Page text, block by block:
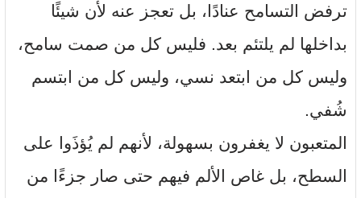
ترفض التسامح عنادًا، بل تعجز عنه لأن شيئًا
بداخلها لم يلتئم بعد. فليس كل من صمت سامح،
وليس كل من ابتعد نسي، وليس كل من ابتسم
شُفي.
المتعبون لا يغفرون بسهولة، لأنهم لم يُؤذَوا على
السطح، بل غاص الألم فيهم حتى صار جزءًا من